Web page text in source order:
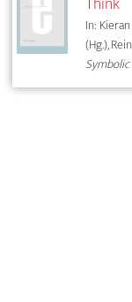
In:
(Hg.),
Symbolic